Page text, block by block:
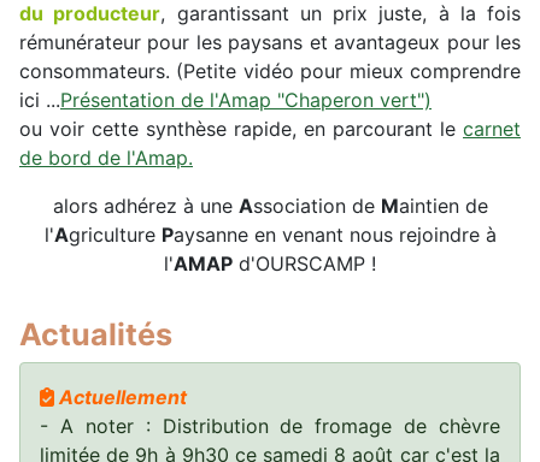
du producteur, garantissant un prix juste, à la fois
rémunérateur pour les paysans et avantageux pour les
consommateurs. (Petite vidéo pour mieux comprendre
ici ...Présentation de l'Amap "Chaperon vert")
ou voir cette synthèse rapide, en parcourant le carnet
de bord de l'Amap.
alors adhérez à une Association de Maintien de
l'Agriculture Paysanne en venant nous rejoindre à
l'AMAP d'OURSCAMP !
Actualités
Actuellement
- A noter : Distribution de fromage de chèvre
limitée de 9h à 9h30 ce samedi 8 août car c'est la